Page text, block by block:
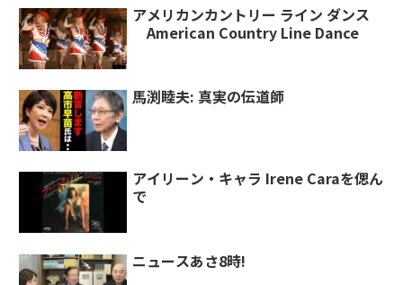
アメリカンカントリー ライン ダンス
American Country Line Dance
馬渕睦夫: 真実の伝道師
アイリーン・キャラ Irene Caraを偲ん
で
ニュースあさ8時!